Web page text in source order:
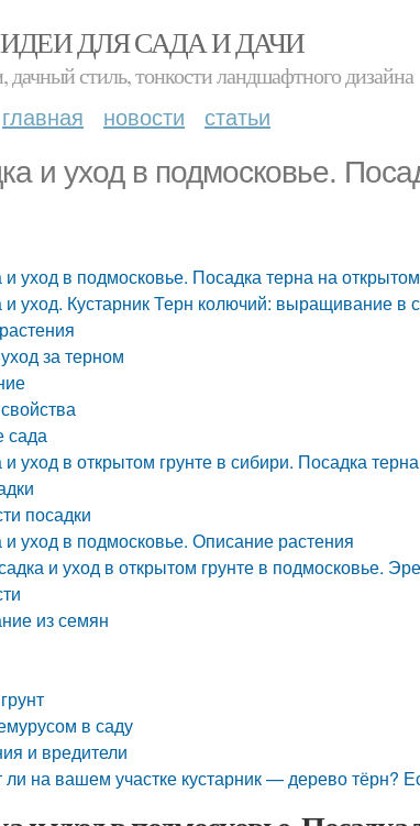
ИДЕИ ДЛЯ САДА И ДАЧИ
дачный стиль, тонкости ландшафтного дизайна
главная новости статьи
и уход в подмосковье.
уход в подмосковье. Посадка терна на
и уход. Кустарник Терн колючий: выращивание в
за терном
сада
уход в открытом грунте в сибири. Посадка
посадки
и уход в подмосковье. Описание растения
и уход в открытом грунте в подмосковье.
из семян
в саду
и вредители
ли на вашем участке кустарник — дерево тёрн?